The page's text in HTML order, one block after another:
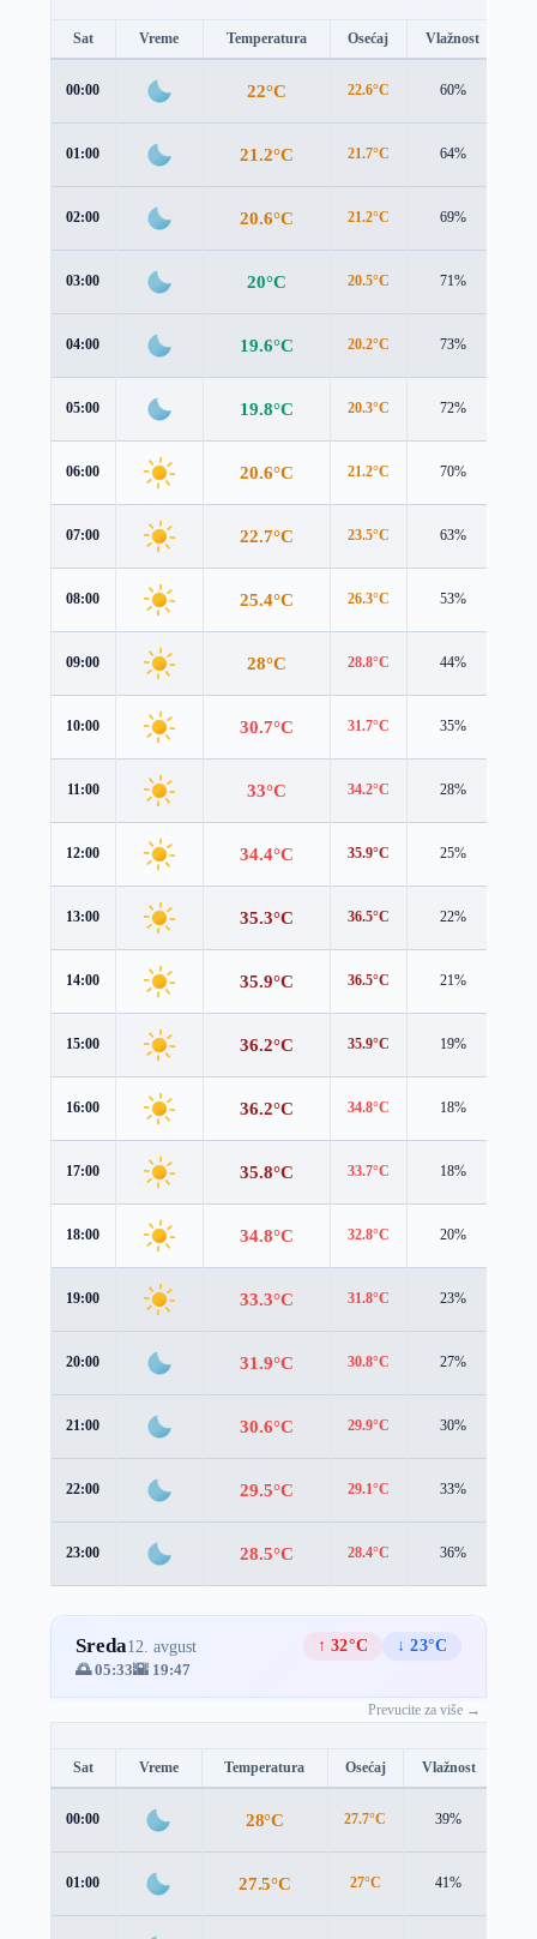
Sat Vreme Temperatura Osećaj Vlažnost
00:00 22°C 22.6°C 60%
01:00 21.2°C 21.7°C 64%
02:00 20.6°C 21.2°C 69%
03:00 20°C 20.5°C 71%
04:00 19.6°C 20.2°C 73%
05:00 19.8°C 20.3°C 72%
06:00 20.6°C 21.2°C 70%
07:00 22.7°C 23.5°C 63%
08:00 25.4°C 26.3°C 53%
09:00 28°C 28.8°C 44%
10:00 30.7°C 31.7°C 35%
11:00 33°C 34.2°C 28%
12:00 34.4°C 35.9°C 25%
13:00 35.3°C 36.5°C 22%
14:00 35.9°C 36.5°C 21%
15:00 36.2°C 35.9°C 19%
16:00 36.2°C 34.8°C 18%
17:00 35.8°C 33.7°C 18%
18:00 34.8°C 32.8°C 20%
19:00 33.3°C 31.8°C 23%
20:00 31.9°C 30.8°C 27%
21:00 30.6°C 29.9°C 30%
22:00 29.5°C 29.1°C 33%
23:00 28.5°C 28.4°C 36%
Sreda12. avgust ↑ 32°C
↓ 23°C
🌅 05:33🌇 19:47
Prevucite za više →
Sat Vreme Temperatura Osećaj Vlažnost
00:00 28°C 27.7°C 39%
01:00 27.5°C 27°C 41%